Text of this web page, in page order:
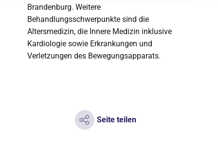
Brandenburg. Weitere
Behandlungsschwerpunkte sind die
Altersmedizin, die Innere Medizin inklusive
Kardiologie sowie Erkrankungen und
Verletzungen des Bewegungsapparats.
Seite teilen